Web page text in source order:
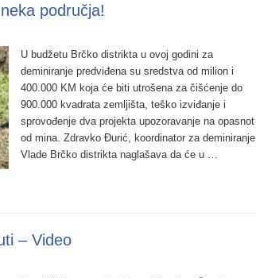
područja!
U budžetu Brčko distrikta u ovoj godini za
deminiranje predviđena su sredstva od milion i
400.000 KM koja će biti utrošena za čišćenje do
900.000 kvadrata zemljišta, teško izviđanje i
sprovođenje dva projekta upozoravanje na opasnot
od mina. Zdravko Đurić, koordinator za deminiranje
Vlade Brčko distrikta naglašava da će u …
– Video